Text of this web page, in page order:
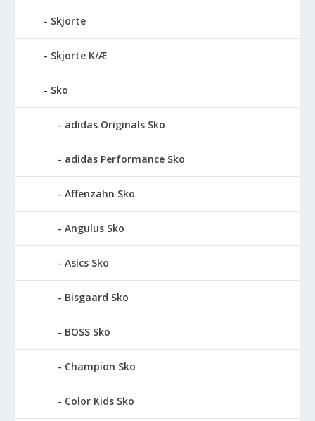
Skjorte
Skjorte K/Æ
Sko
adidas Originals Sko
adidas Performance Sko
Affenzahn Sko
Angulus Sko
Asics Sko
Bisgaard Sko
BOSS Sko
Champion Sko
Color Kids Sko